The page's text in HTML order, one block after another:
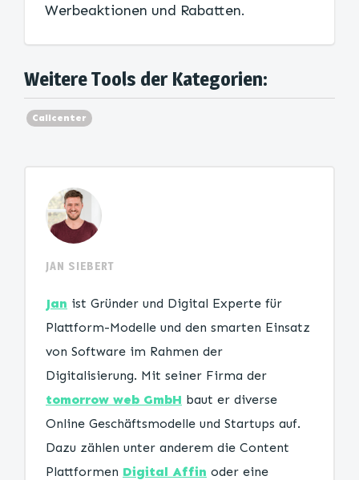
Werbeaktionen und Rabatten.
Weitere Tools der Kategorien:
Callcenter
JAN SIEBERT
Jan ist Gründer und Digital Experte für
Plattform-Modelle und den smarten Einsatz
von Software im Rahmen der
Digitalisierung. Mit seiner Firma der
tomorrow web GmbH baut er diverse
Online Geschäftsmodelle und Startups auf.
Dazu zählen unter anderem die Content
Plattformen Digital Affin oder eine